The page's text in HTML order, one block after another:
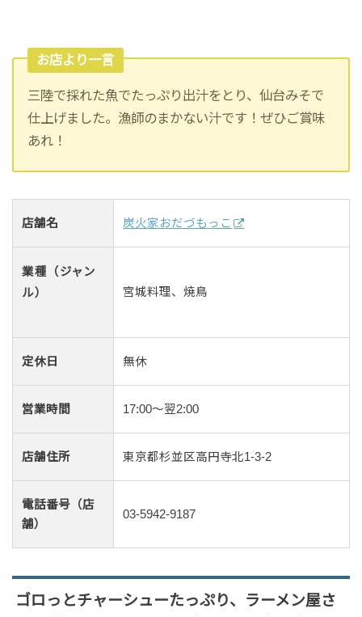
お店より一言
三陸で採れた魚でたっぷり出汁をとり、仙台みそで
仕上げました。漁師のまかない汁です！ぜひご賞味
あれ！
店舗名 炭火家おだづもっこ
業種（ジャン
ル）
宮城料理、焼鳥
定休日 無休
営業時間 17:00〜翌2:00
店舗住所 東京都杉並区高円寺北1-3-2
電話番号（店
舗）
03-5942-9187
ゴロっとチャーシューたっぷり、ラーメン屋さ